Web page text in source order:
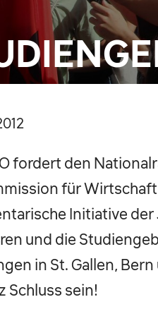
fordert den
für
Initiative
und die
in St. Gallen,
Schluss sein!